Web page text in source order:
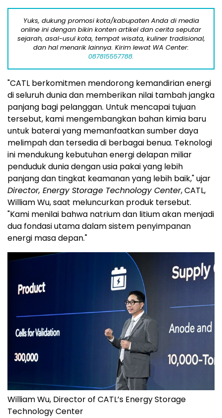
Yuks, dukung promosi kota/kabupaten Anda di media
online ini dengan bikin konten artikel dan cerita seputar
sejarah, asal-usul kota, tempat wisata, kuliner tradisional,
dan hal menarik lainnya. Kirim lewat WA Center:
087815557788.
"CATL berkomitmen mendorong kemandirian energi
di seluruh dunia dan memberikan nilai tambah jangka
panjang bagi pelanggan. Untuk mencapai tujuan
tersebut, kami mengembangkan bahan kimia baru
untuk baterai yang memanfaatkan sumber daya
melimpah dan tersedia di berbagai benua. Teknologi
ini mendukung kebutuhan energi delapan miliar
penduduk dunia dengan usia pakai yang lebih
panjang dan tingkat keamanan yang lebih baik," ujar
Director, Energy Storage Technology Center, CATL,
William Wu, saat meluncurkan produk tersebut.
"Kami menilai bahwa natrium dan litium akan menjadi
dua fondasi utama dalam sistem penyimpanan
energi masa depan."
William Wu, Director of CATL’s Energy Storage
Technology Center